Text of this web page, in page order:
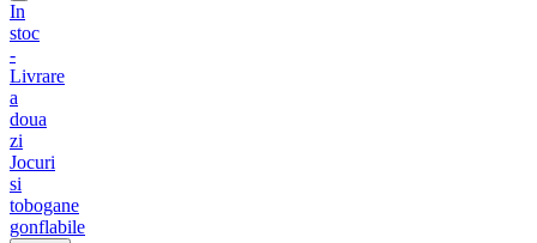
In
stoc
-
Livrare
a
doua
zi
Jocuri
si
tobogane
gonflabile